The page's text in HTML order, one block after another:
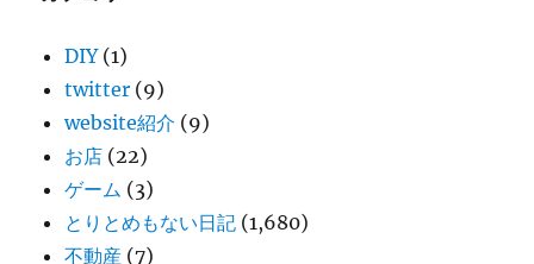
DIY(1)
twitter (9)
website紹介 (9)
お店 (22)
ゲーム (3)
とりとめもない日記 (1,680)
不動産 (7)